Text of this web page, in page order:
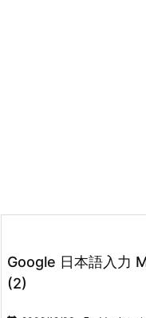
Google 日本語入力
(2)